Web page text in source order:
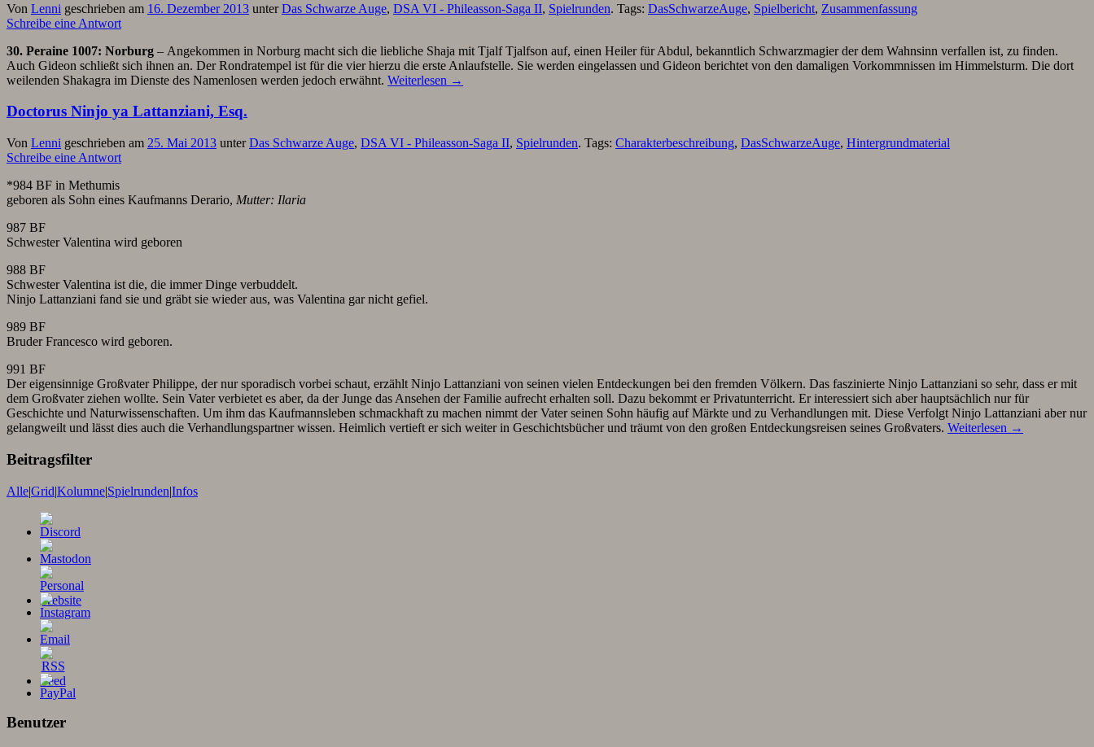
Von Lenni geschrieben am 16. Dezember 2013 unterDas Schwarze Auge, DSA VI - Phileasson-Saga II, Spielrunden. Tags: DasSchwarzeAuge, Spielbericht, Zusammenfassung
Schreibe eine Antwort
30. Peraine 1007: Norburg – Angekommen in Norburg macht sich die liebliche Shaja mit Tjalf Tjalfson auf, einen Heiler für Abdul, bekanntlich Schwarzmagier der dem Wahnsinn verfallen ist, zu finden.
Auch Gideon schließt sich ihnen an. Der Rondratempel ist für die vier hierzu die erste Anlaufstelle. Sie werden eingelassen und Gideon berichtet von den damaligen Vorkommnissen im Himmelsturm. Die dort
weilenden Shakagra im Dienste des Namenlosen werden jedoch erwähnt. Weiterlesen →
Doctorus Ninjo ya Lattanziani, Esq.
Von Lenni geschrieben am 25. Mai 2013 unterDas Schwarze Auge, DSA VI - Phileasson-Saga II, Spielrunden. Tags: Charakterbeschreibung, DasSchwarzeAuge, Hintergrundmaterial
Schreibe eine Antwort
*984 BF in Methumis
geboren als Sohn eines Kaufmanns Derario, Mutter: Ilaria
987 BF
Schwester Valentina wird geboren
988 BF
Schwester Valentina ist die, die immer Dinge verbuddelt.
Ninjo Lattanziani fand sie und gräbt sie wieder aus, was Valentina gar nicht gefiel.
989 BF
Bruder Francesco wird geboren.
991 BF
Der eigensinnige Großvater Philippe, der nur sporadisch vorbei schaut, erzählt Ninjo Lattanziani von seinen vielen Entdeckungen bei den fremden Völkern. Das faszinierte Ninjo Lattanziani so sehr, dass er mit
dem Großvater ziehen wollte. Sein Vater verbietet es aber, da der Junge das Ansehen der Familie aufrecht erhalten soll. Dazu bekommt er Privatunterricht. Er interessiert sich aber hauptsächlich nur für
Geschichte und Naturwissenschaften. Um ihm das Kaufmannsleben schmackhaft zu machen nimmt der Vater seinen Sohn häufig auf Märkte und zu Verhandlungen mit. Diese Verfolgt Ninjo Lattanziani aber nur
gelangweilt und lässt dies auch die Verhandlungspartner wissen. Heimlich vertieft er sich weiter in Geschichtsbücher und träumt von den großen Entdeckungsreisen seines Großvaters. Weiterlesen →
Beitragsfilter
Alle|Grid|Kolumne|Spielrunden|Infos
Benutzer